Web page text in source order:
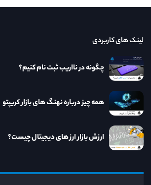
لینک های کاربردی
چگونه در نااریب ثبت نام کنیم؟
همه چیز درباره نهنگ های بازار کریپتو
ارزش بازار ارز های دیجیتال چیست؟